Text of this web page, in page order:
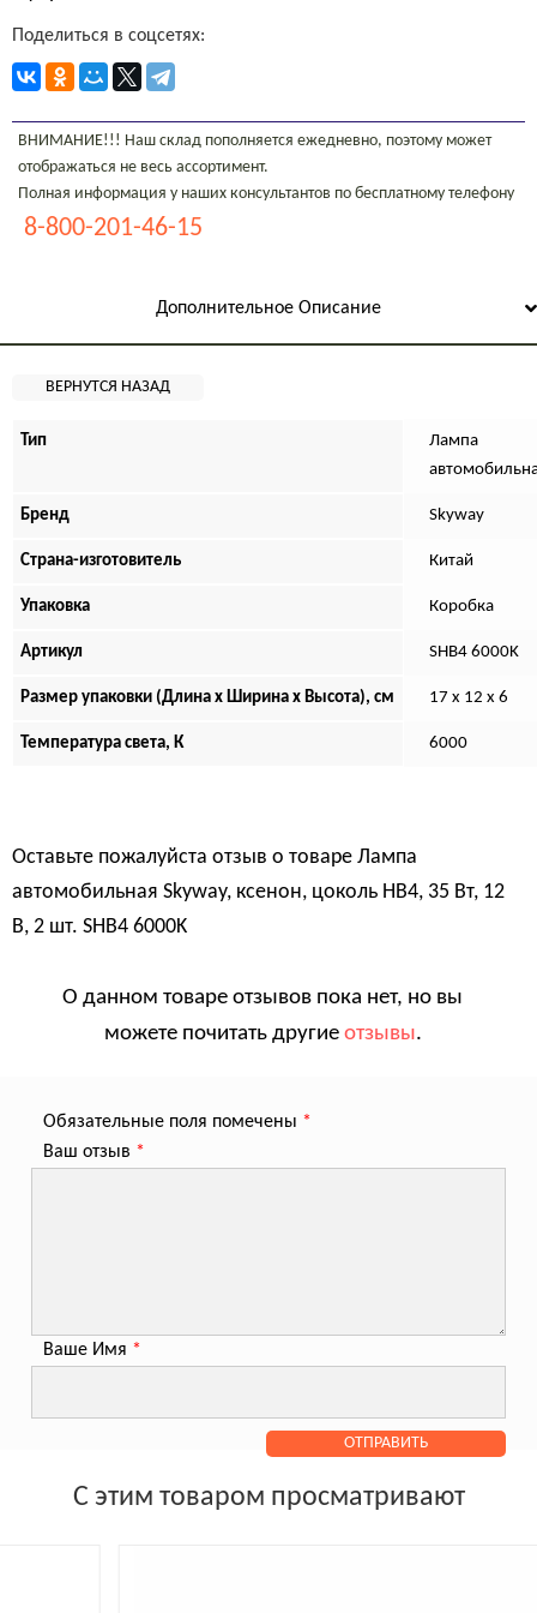
Поделиться в соцсетях:
ВНИМАНИЕ!!! Наш склад пополняется ежедневно, поэтому может
отображаться не весь ассортимент.
Полная информация у наших консультантов по бесплатному телефону
8-800-201-46-15
Дополнительное Описание
Тип
Лампа
Бренд Skyway
Страна-изготовитель Китай
Упаковка Коробка
Артикул SHB4 6000K
Размер упаковки (Длина х Ширина х Высота), см 17 x 12 x 6
Температура света, К 6000
Оставьте пожалуйста отзыв о товаре Лампа
автомобильная Skyway, ксенон, цоколь HB4, 35 Вт, 12
В, 2 шт. SHB4 6000K
О данном товаре отзывов пока нет, но вы
можете почитать другие отзывы.
Обязательные поля помечены *
Ваш отзыв *
Ваше Имя *
С этим товаром просматривают